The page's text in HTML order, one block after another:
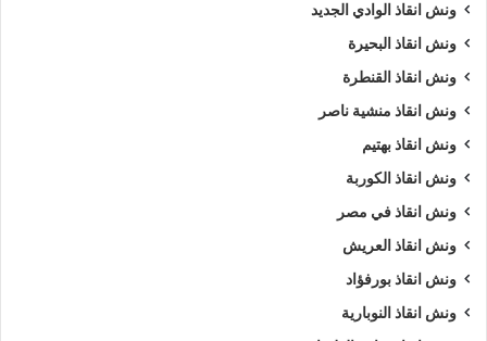
ونش انقاذ الوادي الجديد
ونش انقاذ البحيرة
ونش انقاذ القنطرة
ونش انقاذ منشية ناصر
ونش انقاذ بهتيم
ونش انقاذ الكوربة
ونش انقاذ في مصر
ونش انقاذ العريش
ونش انقاذ بورفؤاد
ونش انقاذ النوبارية